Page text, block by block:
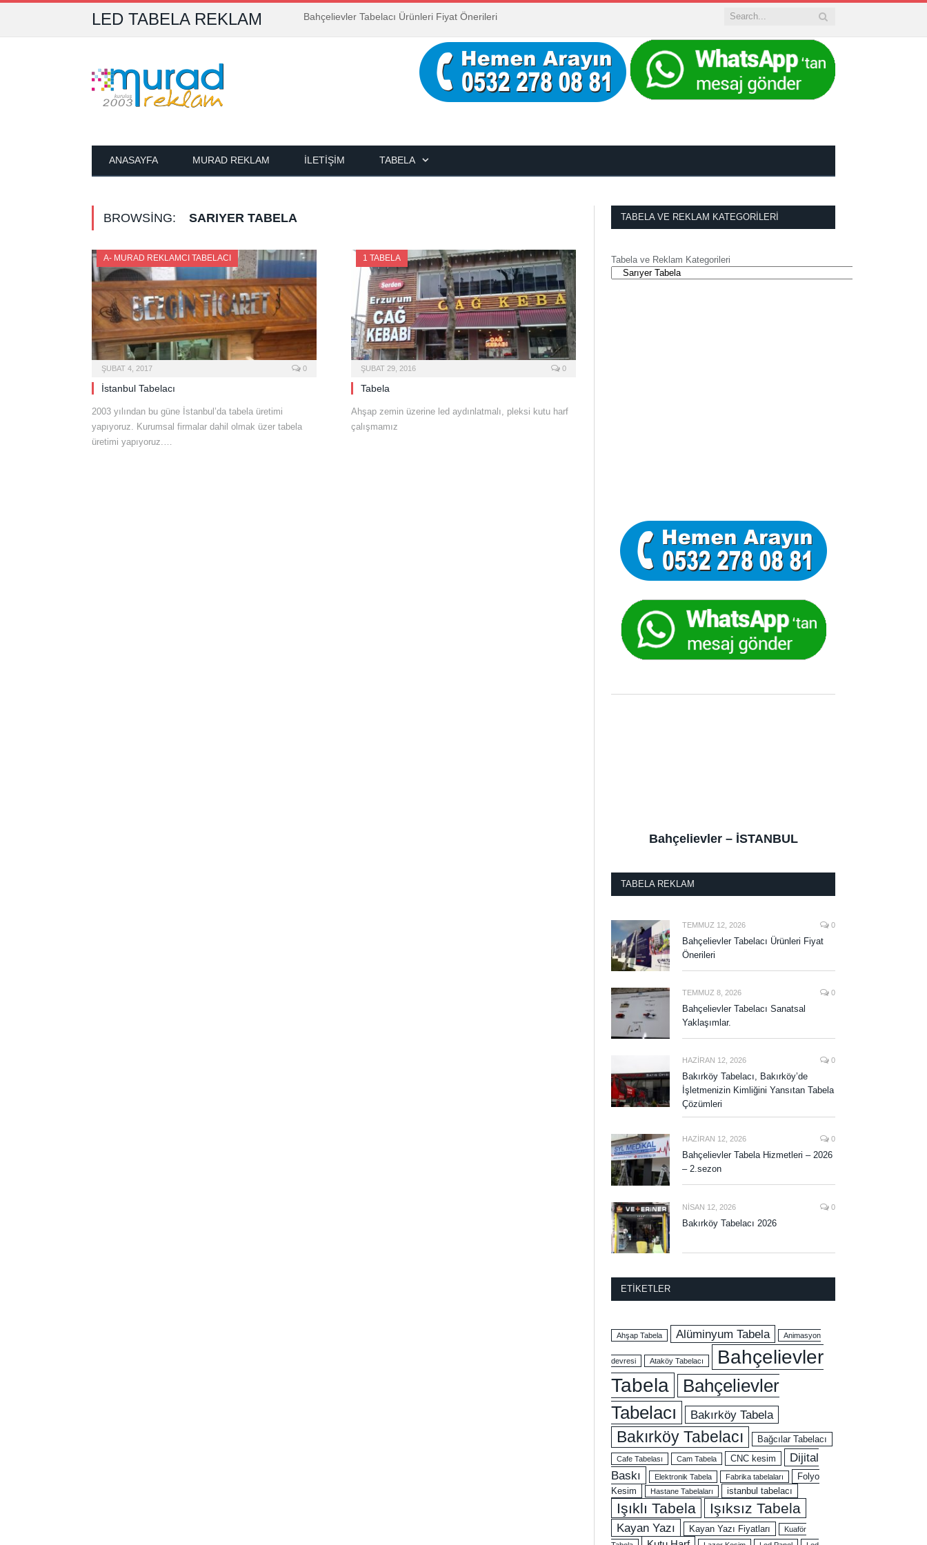
LED TABELA REKLAM Bahçelievler Tabelacı Ürünleri Fiyat Önerileri
ANASAYFA MURAD REKLAM İLETIŞIM TABELA
BROWSING: SARIYER TABELA
A- MURAD REKLAMCI TABELACI
ŞUBAT 4, 2017 0
İstanbul Tabelacı
2003 yılından bu güne İstanbul’da tabela üretimi
yapıyoruz. Kurumsal firmalar dahil olmak üzer tabela
üretimi yapıyoruz.…
1 TABELA
ŞUBAT 29, 2016 0
Tabela
Ahşap zemin üzerine led aydınlatmalı, pleksi kutu harf
çalışmamız
TABELA VE REKLAM KATEGORILERI
Tabela ve Reklam Kategorileri
Bahçelievler – İSTANBUL
TABELA REKLAM
TEMMUZ 12, 2026 0
Bahçelievler Tabelacı Ürünleri Fiyat
Önerileri
TEMMUZ 8, 2026 0
Bahçelievler Tabelacı Sanatsal
Yaklaşımlar.
HAZIRAN 12, 2026 0
Bakırköy Tabelacı, Bakırköy’de
İşletmenizin Kimliğini Yansıtan Tabela
Çözümleri
HAZIRAN 12, 2026 0
Bahçelievler Tabela Hizmetleri – 2026
– 2.sezon
NISAN 12, 2026 0
Bakırköy Tabelacı 2026
ETIKETLER
Ahşap Tabela Alüminyum Tabela Animasyon
devresi Ataköy Tabelacı
Bahçelievler
Tabela
Bahçelievler
Tabelacı
Bakırköy Tabela
Bakırköy Tabelacı Bağcılar Tabelacı
Cafe Tabelası Cam Tabela CNC kesim
Dijital
Baskı
Elektronik Tabela Fabrika tabelaları
Folyo
Kesim
Hastane Tabelaları istanbul tabelacı
Işıklı Tabela Işıksız Tabela
Kayan Yazı Kayan Yazı Fiyatları
Kuaför